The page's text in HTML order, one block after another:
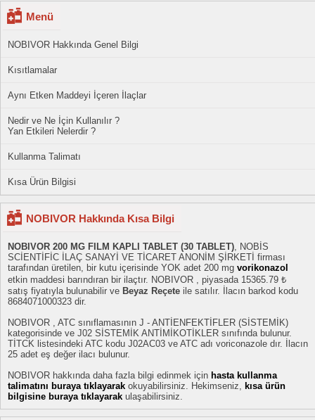
Menü
NOBIVOR Hakkında Genel Bilgi
Kısıtlamalar
Aynı Etken Maddeyi İçeren İlaçlar
Nedir ve Ne İçin Kullanılır ?
Yan Etkileri Nelerdir ?
Kullanma Talimatı
Kısa Ürün Bilgisi
NOBIVOR Hakkında Kısa Bilgi
NOBIVOR 200 MG FILM KAPLI TABLET (30 TABLET), NOBİS
SCİENTİFİC İLAÇ SANAYİ VE TİCARET ANONİM ŞİRKETİ firması
tarafından üretilen, bir kutu içerisinde YOK adet 200 mg vorikonazol
etkin maddesi barındıran bir ilaçtır. NOBIVOR , piyasada 15365.79 ₺
satış fiyatıyla bulunabilir ve Beyaz Reçete ile satılır. İlacın barkod kodu
8684071000323 dir.
NOBIVOR , ATC sınıflamasının J - ANTİENFEKTİFLER (SİSTEMİK)
kategorisinde ve J02 SİSTEMİK ANTİMİKOTİKLER sınıfında bulunur.
TİTCK listesindeki ATC kodu J02AC03 ve ATC adı voriconazole dır. İlacın
25 adet eş değer ilacı bulunur.
NOBIVOR hakkında daha fazla bilgi edinmek için hasta kullanma
talimatını buraya tıklayarak okuyabilirsiniz. Hekimseniz, kısa ürün
bilgisine buraya tıklayarak ulaşabilirsiniz.